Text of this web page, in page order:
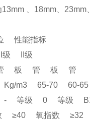
、18mm、23mm
性能指标
II级
板 管 板 管
Kg/m3 65-70 60-
- 等级 0 等级
≥40 氧指数 ≥32